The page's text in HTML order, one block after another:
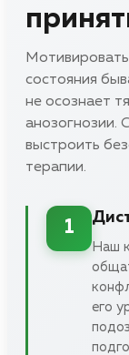
состояния
не осознает
анозогнозии.
выстроить
терапии.
1
Наш
его